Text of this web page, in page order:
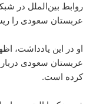
روابط بین‌الملل در
عربستان سعودی را
او در این یادداشت،
عربستان سعودی
کرده است.